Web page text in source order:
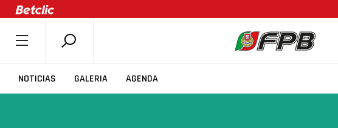
NOTICIAS GALERIA AGENDA
SOBRE A FPB
DOCUMENTOS